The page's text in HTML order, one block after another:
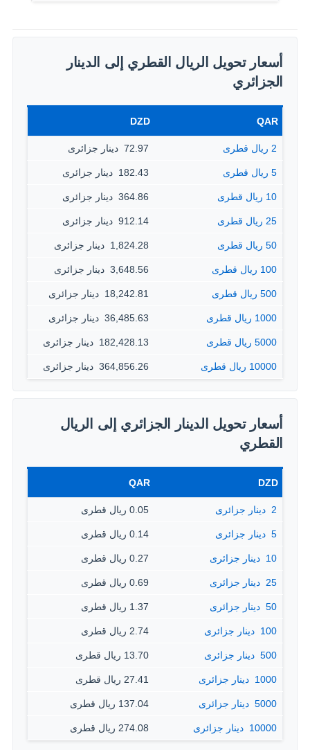
أسعار تحويل الريال القطري إلى الدينار
الجزائري
QAR
DZD
2 ريال قطرى 72.97 ‏ دينار جزائرى
5 ريال قطرى 182.43 ‏ دينار جزائرى
10 ريال قطرى 364.86 ‏ دينار جزائرى
25 ريال قطرى 912.14 ‏ دينار جزائرى
50 ريال قطرى 1,824.28 ‏ دينار جزائرى
100 ريال قطرى 3,648.56 ‏ دينار جزائرى
500 ريال قطرى 18,242.81 ‏ دينار جزائرى
1000 ريال قطرى 36,485.63 ‏ دينار جزائرى
5000 ريال قطرى 182,428.13 ‏ دينار جزائرى
10000 ريال قطرى 364,856.26 ‏ دينار جزائرى
أسعار تحويل الدينار الجزائري إلى الريال
القطري
DZD
QAR
2 ‏ دينار جزائرى 0.05 ريال قطرى
5 ‏ دينار جزائرى 0.14 ريال قطرى
10 ‏ دينار جزائرى 0.27 ريال قطرى
25 ‏ دينار جزائرى 0.69 ريال قطرى
50 ‏ دينار جزائرى 1.37 ريال قطرى
100 ‏ دينار جزائرى 2.74 ريال قطرى
500 ‏ دينار جزائرى 13.70 ريال قطرى
1000 ‏ دينار جزائرى 27.41 ريال قطرى
5000 ‏ دينار جزائرى 137.04 ريال قطرى
10000 ‏ دينار جزائرى 274.08 ريال قطرى